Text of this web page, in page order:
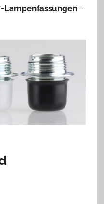
Lampenfassungen –